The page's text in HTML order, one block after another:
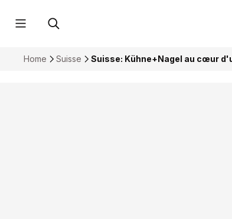
Home Suisse Suisse: Kühne+Nagel au cœur